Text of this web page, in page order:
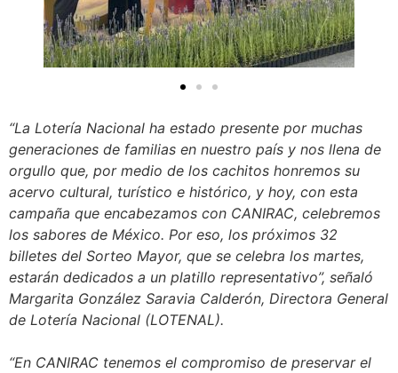
“La Lotería Nacional ha estado presente por muchas
generaciones de familias en nuestro país y nos llena de
orgullo que, por medio de los cachitos honremos su
acervo cultural, turístico e histórico, y hoy, con esta
campaña que encabezamos con CANIRAC, celebremos
los sabores de México. Por eso, los próximos 32
billetes del Sorteo Mayor, que se celebra los martes,
estarán dedicados a un platillo representativo”, señaló
Margarita González Saravia Calderón, Directora General
de Lotería Nacional (LOTENAL).
“En CANIRAC tenemos el compromiso de preservar el